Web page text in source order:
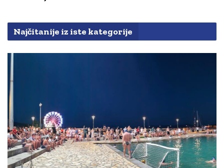
Najčitanije iz iste kategorije